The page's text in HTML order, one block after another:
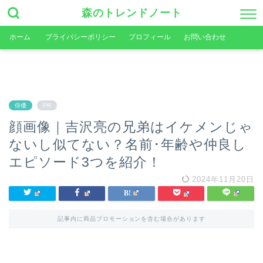
森のトレンドノート
ホーム プライバシーポリシー プロフィール お問い合わせ
俳優 PR
顔画像｜吉沢亮の兄弟はイケメンじゃ
ないし似てない？名前･年齢や仲良し
エピソード3つを紹介！
2024年11月20日
記事内に商品プロモーションを含む場合があります